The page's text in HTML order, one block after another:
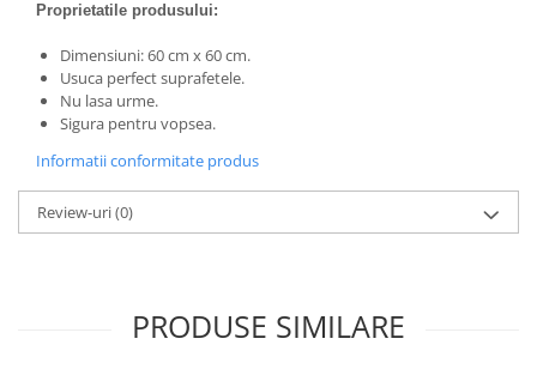
Proprietatile produsului:
Dimensiuni: 60 cm x 60 cm.
Usuca perfect suprafetele.
Nu lasa urme.
Sigura pentru vopsea.
Informatii conformitate produs
Review-uri(0)
PRODUSE SIMILARE